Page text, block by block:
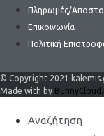
Πληρωμές/
Επικοινωνία
Πολιτική
© Copyright 2021
Made with by
Αναζήτηση